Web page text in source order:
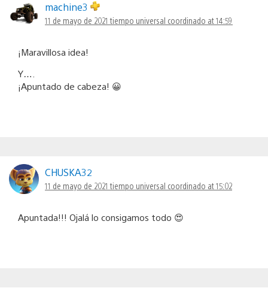
machine3
11 de mayo de 2021 tiempo universal coordinado at 14:59
¡Maravillosa idea!
Y….
¡Apuntado de cabeza! 😀
CHUSKA32
11 de mayo de 2021 tiempo universal coordinado at 15:02
Apuntada!!! Ojalá lo consigamos todo 😍